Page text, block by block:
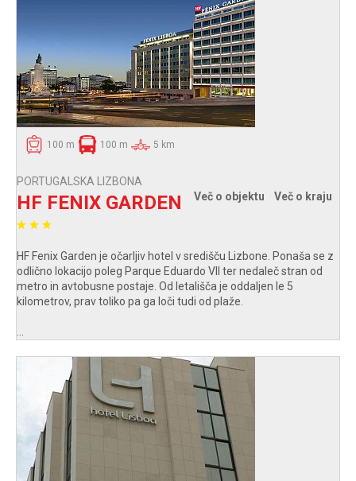
100 m 100 m 5 km
PORTUGALSKA LIZBONA
HF FENIX GARDEN Več o objektu Več o kraju
HF Fenix Garden je očarljiv hotel v središču Lizbone. Ponaša se z
odlično lokacijo poleg Parque Eduardo VII ter nedaleč stran od
metro in avtobusne postaje. Od letališča je oddaljen le 5
kilometrov, prav toliko pa ga loči tudi od plaže.